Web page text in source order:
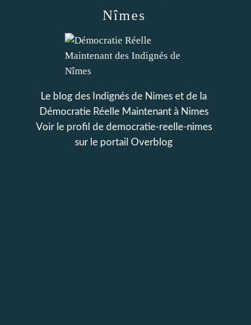
Nîmes
Le blog des Indignés de Nimes et de la
Démocratie Réelle Maintenant à Nimes
Voir le profil de democratie-reelle-nimes
sur le portail Overblog